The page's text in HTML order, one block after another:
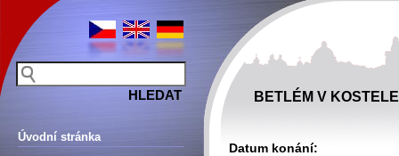
Úvodní stránka
BETLÉM V
Datum konání: